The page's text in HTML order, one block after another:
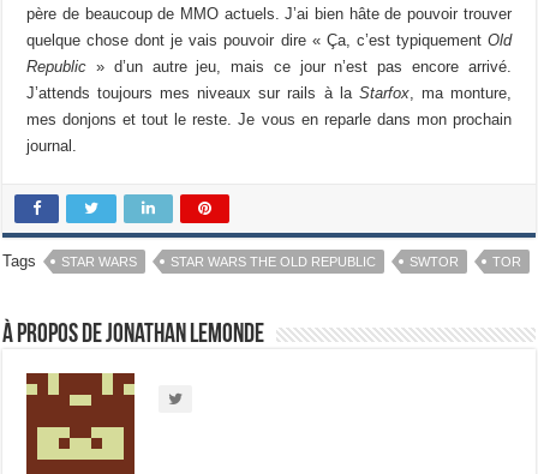
père de beaucoup de MMO actuels. J’ai bien hâte de pouvoir trouver
quelque chose dont je vais pouvoir dire « Ça, c’est typiquement Old
Republic » d’un autre jeu, mais ce jour n’est pas encore arrivé.
J’attends toujours mes niveaux sur rails à la Starfox, ma monture,
mes donjons et tout le reste. Je vous en reparle dans mon prochain
journal.
Tags STAR WARS STAR WARS THE OLD REPUBLIC SWTOR TOR
À propos de Jonathan Lemonde